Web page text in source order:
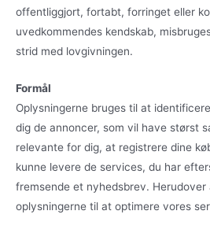
offentliggjort, fortabt, forringet eller
uvedkommendes kendskab,
strid med lovgivningen.
Formål
Oplysningerne bruges til at
dig de annoncer, som vil have størst
relevante for dig, at registrere dine
kunne levere de services, du har
fremsende et nyhedsbrev. Herudover
oplysningerne til at optimere vores